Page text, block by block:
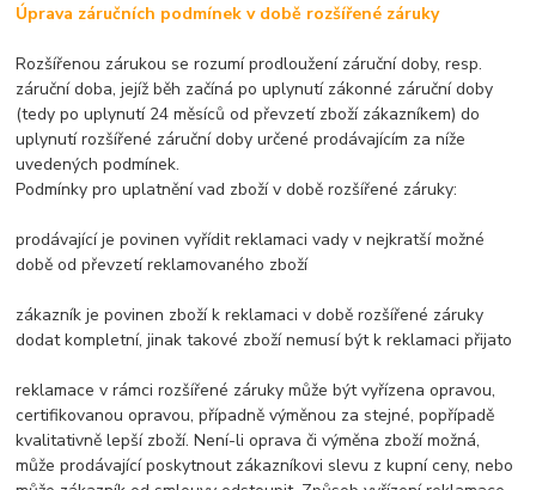
Úprava záručních podmínek v době rozšířené záruky
Rozšířenou zárukou se rozumí prodloužení záruční doby, resp.
záruční doba, jejíž běh začíná po uplynutí zákonné záruční doby
(tedy po uplynutí 24 měsíců od převzetí zboží zákazníkem) do
uplynutí rozšířené záruční doby určené prodávajícím za níže
uvedených podmínek.
Podmínky pro uplatnění vad zboží v době rozšířené záruky:
prodávající je povinen vyřídit reklamaci vady v nejkratší možné
době od převzetí reklamovaného zboží
zákazník je povinen zboží k reklamaci v době rozšířené záruky
dodat kompletní, jinak takové zboží nemusí být k reklamaci přijato
reklamace v rámci rozšířené záruky může být vyřízena opravou,
certifikovanou opravou, případně výměnou za stejné, popřípadě
kvalitativně lepší zboží. Není-li oprava či výměna zboží možná,
může prodávající poskytnout zákazníkovi slevu z kupní ceny, nebo